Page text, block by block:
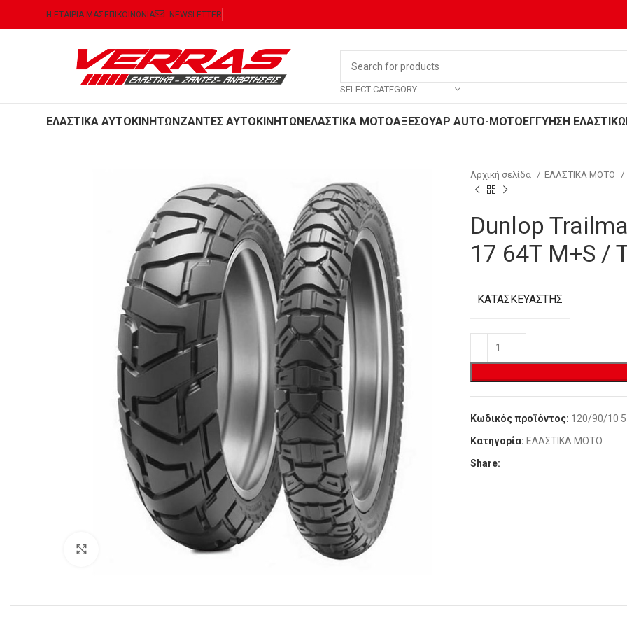
Η ΕΤΑΙΡΙΑ ΜΑΣ ΕΠΙΚΟΙΝΩΝΙΑ NEWSLETTER
SELECT CATEGORY
ΕΛΑΣΤΙΚΑ ΑΥΤΟΚΙΝΗΤΩΝΖΑΝΤΕΣ ΑΥΤΟΚΙΝΗΤΩΝΕΛΑΣΤΙΚΑ MOTOΑΞΕΣΟΥΑΡ AUTO-MOTOΕΓΓΥΗΣΗ
Αρχική σελίδα ΕΛΑΣΤΙΚΑ MOTO
Dunlop
17 64T M+S /
ΚΑΤΑΣΚΕΥΑΣΤΉΣ
Κωδικός προϊόντος: 120/90/10
Κατηγορία: ΕΛΑΣΤΙΚΑ MOTO
Share: